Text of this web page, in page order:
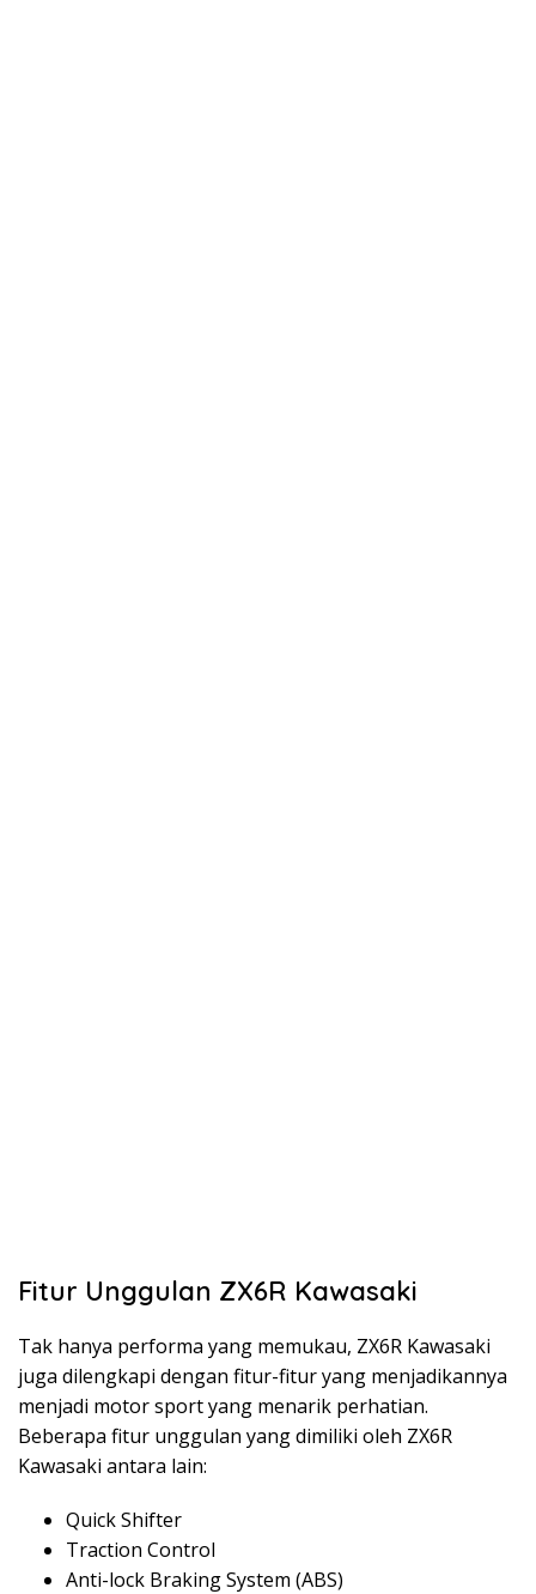
Fitur Unggulan ZX6R Kawasaki
Tak hanya performa yang memukau, ZX6R Kawasaki
juga dilengkapi dengan fitur-fitur yang menjadikannya
menjadi motor sport yang menarik perhatian.
Beberapa fitur unggulan yang dimiliki oleh ZX6R
Kawasaki antara lain:
Quick Shifter
Traction Control
Anti-lock Braking System (ABS)